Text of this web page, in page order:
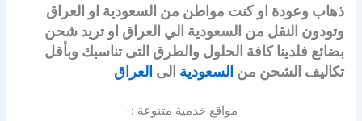
ذهاب وعودة او كنت مواطن من السعودية او العراق
وتودون النقل من السعودية الي العراق او تريد شحن
بضائع فلدينا كافة الحلول والطرق التى تناسبك وبأقل
تكاليف الشحن من السعودية الى العراق
مواقع خدمية متنوعة :-